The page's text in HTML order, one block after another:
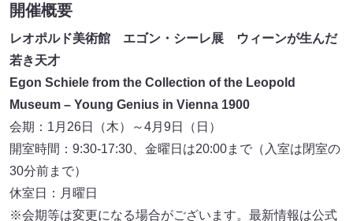
開催概要
レオポルド美術館 エゴン・シーレ展 ウィーンが生んだ
若き天才
Egon Schiele from the Collection of the Leopold
Museum – Young Genius in Vienna 1900
会期：1月26日（木）～4月9日（日）
開室時間：9:30-17:30、金曜日は20:00まで（入室は閉室の
30分前まで）
休室日：月曜日
※会期等は変更になる場合がございます。最新情報は公式